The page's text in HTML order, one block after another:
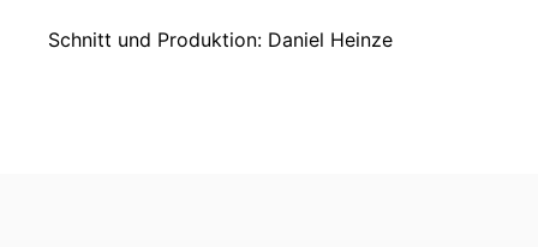
Schnitt und Produktion: Daniel Heinze